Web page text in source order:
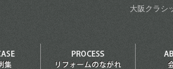
大阪クラシ